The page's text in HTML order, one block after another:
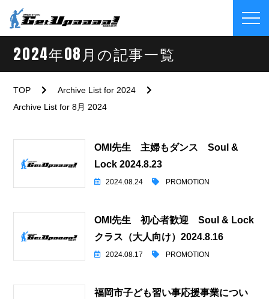
2024年08月の記事一覧
TOP
Archive List for 2024
Archive List for 8月 2024
OMI先生 主婦もダンス Soul &
Lock 2024.8.23
2024.08.24 PROMOTION
OMI先生 初心者歓迎 Soul & Lock
クラス（大人向け）2024.8.16
2024.08.17 PROMOTION
福岡市子ども習い事応援事業につい